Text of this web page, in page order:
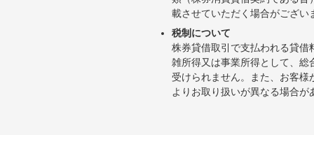
載させていただく場合がござ
税制について
株券貸借取引で支払われる貸
雑所得又は事業所得として、
受けられません。また、お客
よりお取り扱いが異なる場合